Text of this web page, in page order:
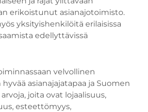
erikoistunut asianajotoimisto.
yksityishenkilöitä erilaisissa
edellyttävissä
velvollinen
asianajajatapaa ja Suomen
joita ovat lojaalisuus,
esteettömyys,